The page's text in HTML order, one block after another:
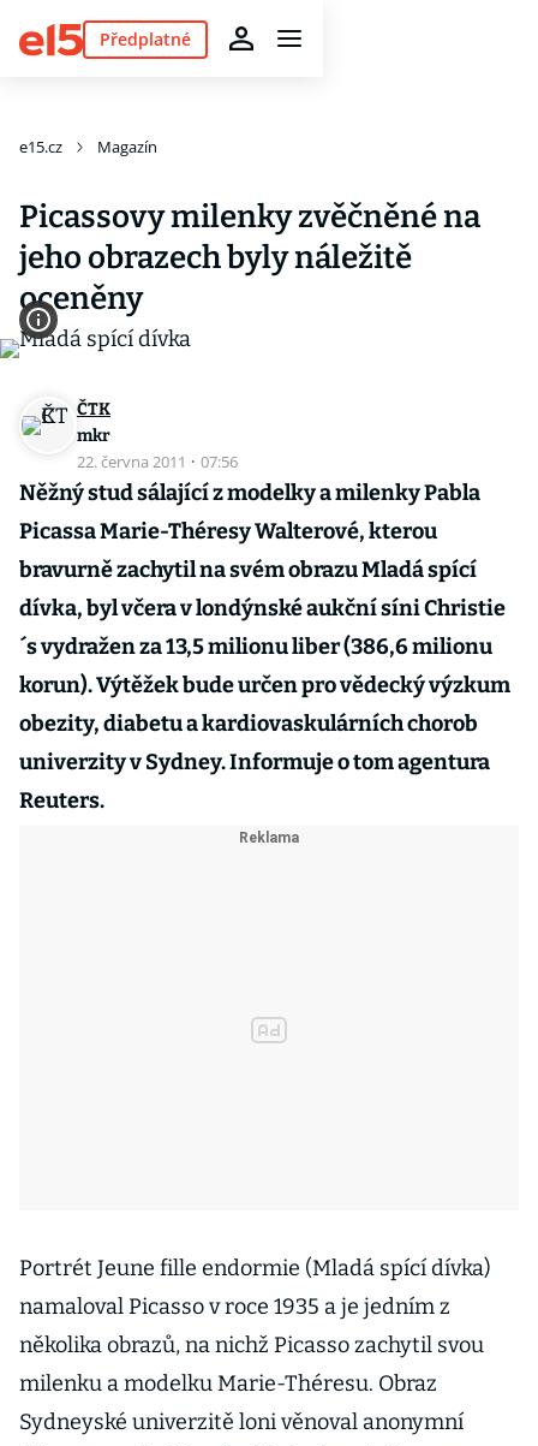
Předplatné
e15.cz Magazín
Picassovy milenky zvěčněné na
jeho obrazech byly náležitě
oceněny
ČTK
mkr
22. června 2011 · 07:56
Něžný stud sálající z modelky a milenky Pabla
Picassa Marie-Théresy Walterové, kterou
bravurně zachytil na svém obrazu Mladá spící
dívka, byl včera v londýnské aukční síni Christie
´s vydražen za 13,5 milionu liber (386,6 milionu
korun). Výtěžek bude určen pro vědecký výzkum
obezity, diabetu a kardiovaskulárních chorob
univerzity v Sydney. Informuje o tom agentura
Reuters.
Portrét Jeune fille endormie (Mladá spící dívka)
namaloval Picasso v roce 1935 a je jedním z
několika obrazů, na nichž Picasso zachytil svou
milenku a modelku Marie-Théresu. Obraz
Sydneyské univerzitě loni věnoval anonymní